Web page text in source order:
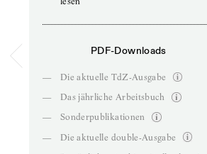
PDF-Downloads
—
Die aktuelle TdZ-Ausgabe
—
Das jährliche Arbeitsbuch
—
Sonderpublikationen
—
Die aktuelle double-Ausgabe